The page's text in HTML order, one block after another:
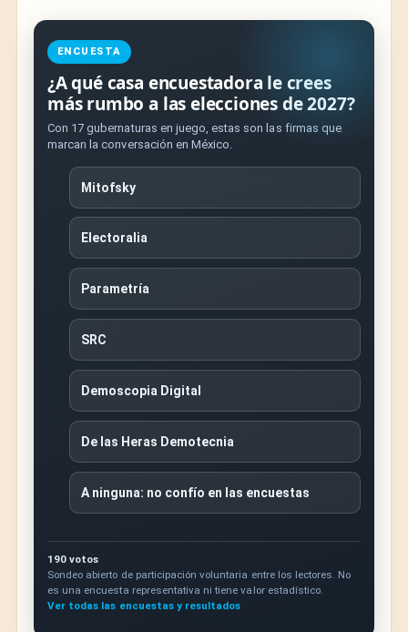
ENCUESTA
¿A qué casa encuestadora le crees
más rumbo a las elecciones de 2027?
Con 17 gubernaturas en juego, estas son las firmas que
marcan la conversación en México.
Mitofsky
Electoralia
Parametría
SRC
Demoscopia Digital
De las Heras Demotecnia
A ninguna: no confío en las encuestas
190 votos
Sondeo abierto de participación voluntaria entre los lectores. No
es una encuesta representativa ni tiene valor estadístico.
Ver todas las encuestas y resultados